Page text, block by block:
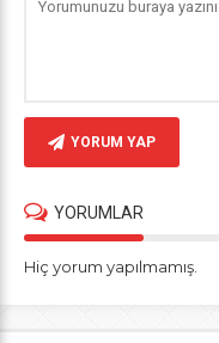
YORUM YAP
YORUMLAR
Hiç yorum yapılmamış.